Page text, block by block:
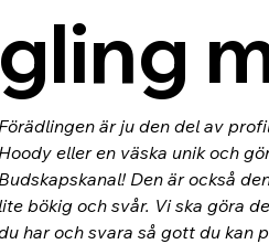
är ju den del av
eller en väska unik och
Den är också
bökig och svår. Vi ska göra
har och svara så gott du kan